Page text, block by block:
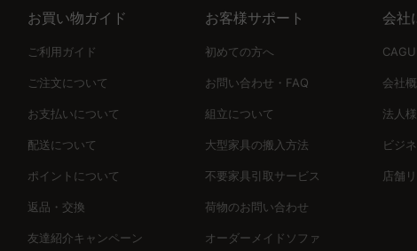
態の確認が必要です。修復歴や耐久性、仕上げなどをしっかり確認す
をよりワクワクさせます。
ょう。CAGUUUのバーチャルショールームや無料インテリア提案「
お買い物ガイド
ご利用ガイド
ご注文について
お支払いについて
配送について
ポイントについて
返品・交換
友達紹介キャンペーン
お客様サポート
初めての方へ
お問い合わせ・FAQ
組立について
大型家具の搬入方法
不要家具引取サービス
荷物のお問い合わせ
オーダーメイドソファ
会社
会社
法人
ビジ
店舗